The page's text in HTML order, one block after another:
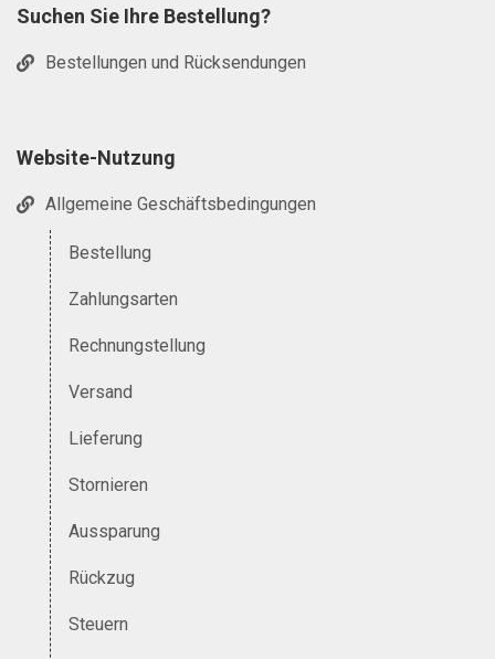
Suchen Sie Ihre Bestellung?
Bestellungen und Rücksendungen
Website-Nutzung
Allgemeine Geschäftsbedingungen
Bestellung
Zahlungsarten
Rechnungstellung
Versand
Lieferung
Stornieren
Aussparung
Rückzug
Steuern